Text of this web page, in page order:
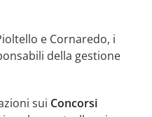
e Cornaredo, i
della gestione
sui Concorsi